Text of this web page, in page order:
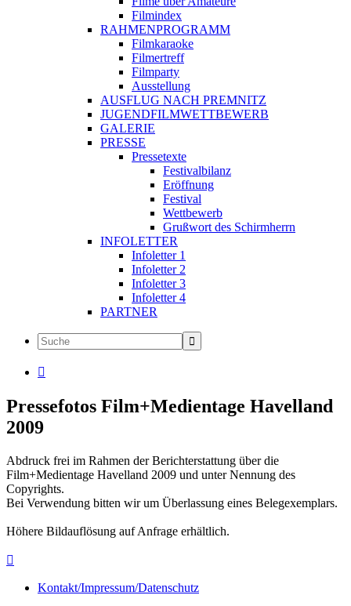
Filmindex
RAHMENPROGRAMM
Filmkaraoke
Filmertreff
Filmparty
Ausstellung
AUSFLUG NACH PREMNITZ
JUGENDFILMWETTBEWERB
GALERIE
PRESSE
Pressetexte
Festivalbilanz
Eröffnung
Festival
Wettbewerb
Grußwort des Schirmherrn
INFOLETTER
Infoletter 1
Infoletter 2
Infoletter 3
Infoletter 4
PARTNER

Pressefotos Film+Medientage Havelland
2009
Abdruck frei im Rahmen der Berichterstattung über die
Film+Medientage Havelland 2009 und unter Nennung des
Copyrights.
Bei Verwendung bitten wir um Überlassung eines Belegexemplars.
Höhere Bildauflösung auf Anfrage erhältlich.

Kontakt/Impressum/Datenschutz